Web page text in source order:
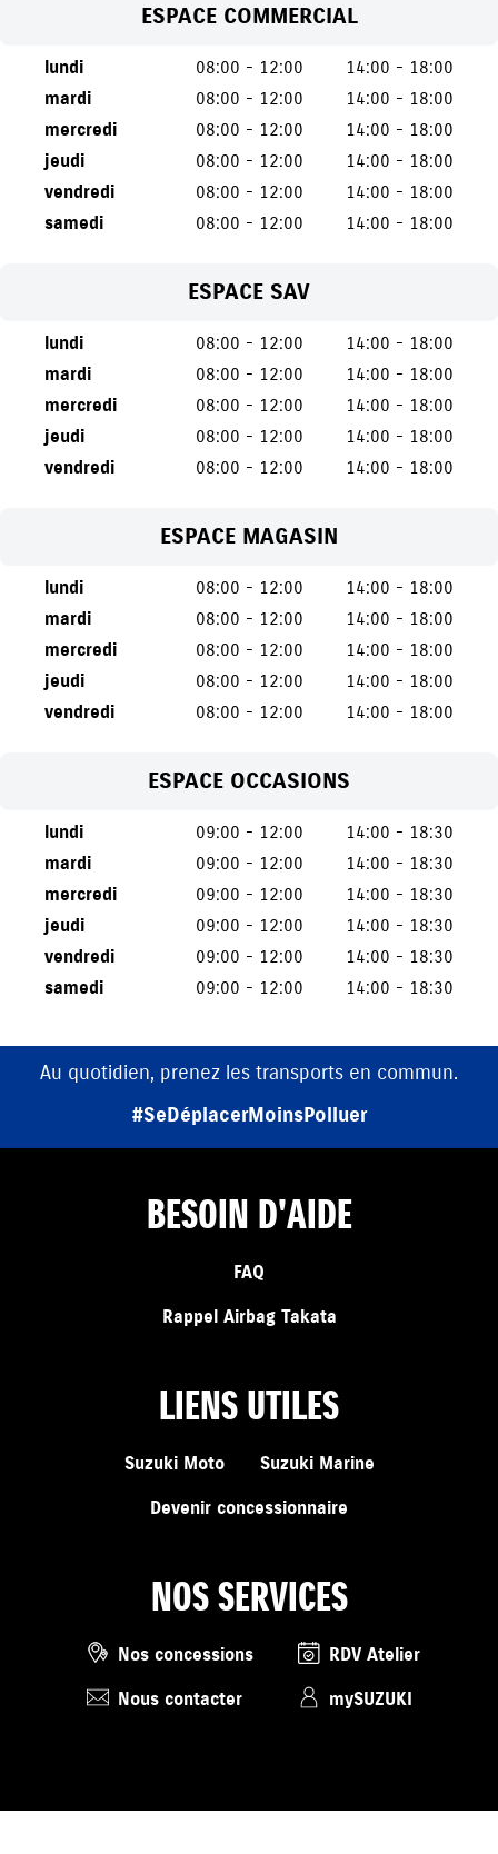
ESPACE COMMERCIAL
lundi 08:00 - 12:00
14:00 - 18:00
mardi
08:00 - 12:00
14:00 - 18:00
mercredi
08:00 - 12:00
14:00 - 18:00
jeudi
08:00 - 12:00
14:00 - 18:00
vendredi
08:00 - 12:00
14:00 - 18:00
samedi
08:00 - 12:00 14:00 - 18:00
ESPACE SAV
lundi 08:00 - 12:00
14:00 - 18:00
mardi
08:00 - 12:00
14:00 - 18:00
mercredi
08:00 - 12:00
14:00 - 18:00
jeudi
08:00 - 12:00
14:00 - 18:00
vendredi
08:00 - 12:00 14:00 - 18:00
ESPACE MAGASIN
lundi 08:00 - 12:00
14:00 - 18:00
mardi
08:00 - 12:00
14:00 - 18:00
mercredi
08:00 - 12:00
14:00 - 18:00
jeudi
08:00 - 12:00
14:00 - 18:00
vendredi
08:00 - 12:00 14:00 - 18:00
ESPACE OCCASIONS
lundi 09:00 - 12:00
14:00 - 18:30
mardi
09:00 - 12:00
14:00 - 18:30
mercredi
09:00 - 12:00
14:00 - 18:30
jeudi
09:00 - 12:00
14:00 - 18:30
vendredi
09:00 - 12:00
14:00 - 18:30
samedi
09:00 - 12:00 14:00 - 18:30
Au quotidien, prenez les transports en commun.
#SeDéplacerMoinsPolluer
BESOIN D'AIDE
FAQ
Rappel Airbag Takata
LIENS UTILES
Suzuki Moto
Suzuki Marine
Devenir concessionnaire
NOS SERVICES
Nos concessions
Nous contacter
RDV Atelier
mySUZUKI